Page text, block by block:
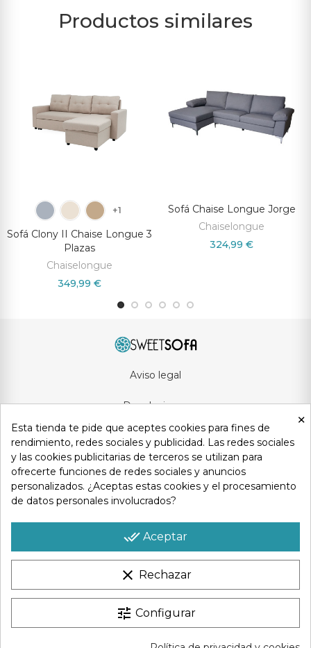
Productos similares
+1
Sofá Clony II Chaise Longue 3
Plazas
Chaiselongue
349,99 €
Sofá Chaise Longue Jorge
Chaiselongue
324,99 €
Aviso legal
Devoluciones
Condiciones generales
Privacidad y protección de datos
Política de cookies
Copyright © 2025Sweetsofa. Todos los derechos reservados
×
Esta tienda te pide que aceptes cookies para fines de
rendimiento, redes sociales y publicidad. Las redes sociales
y las cookies publicitarias de terceros se utilizan para
ofrecerte funciones de redes sociales y anuncios
personalizados. ¿Aceptas estas cookies y el procesamiento
de datos personales involucrados?
done_all Aceptar
clear Rechazar
tune Configurar